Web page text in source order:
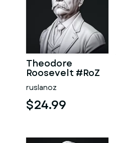
Theodore
Roosevelt #RoZ
ruslanoz
$24.99